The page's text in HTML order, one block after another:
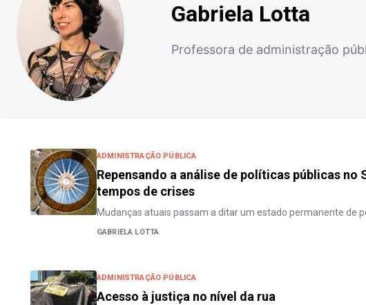
Gabriela Lotta
Professora de administração
ADMINISTRAÇÃO PÚBLICA
Repensando a análise de políticas públicas no
tempos de crises
Mudanças atuais passam a ditar um estado permanente de
GABRIELA LOTTA
ADMINISTRAÇÃO PÚBLICA
Acesso à justiça no nível da rua